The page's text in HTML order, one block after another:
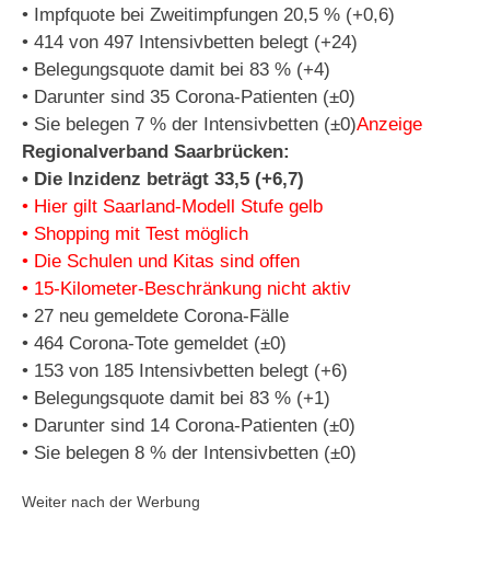
• Impfquote bei Zweitimpfungen 20,5 % (+0,6)
• 414 von 497 Intensivbetten belegt (+24)
• Belegungsquote damit bei 83 % (+4)
• Darunter sind 35 Corona-Patienten (±0)
• Sie belegen 7 % der Intensivbetten (±0)Anzeige
Regionalverband Saarbrücken:
• Die Inzidenz beträgt 33,5 (+6,7)
• Hier gilt Saarland-Modell Stufe gelb
• Shopping mit Test möglich
• Die Schulen und Kitas sind offen
• 15-Kilometer-Beschränkung nicht aktiv
• 27 neu gemeldete Corona-Fälle
• 464 Corona-Tote gemeldet (±0)
• 153 von 185 Intensivbetten belegt (+6)
• Belegungsquote damit bei 83 % (+1)
• Darunter sind 14 Corona-Patienten (±0)
• Sie belegen 8 % der Intensivbetten (±0)
Weiter nach der Werbung